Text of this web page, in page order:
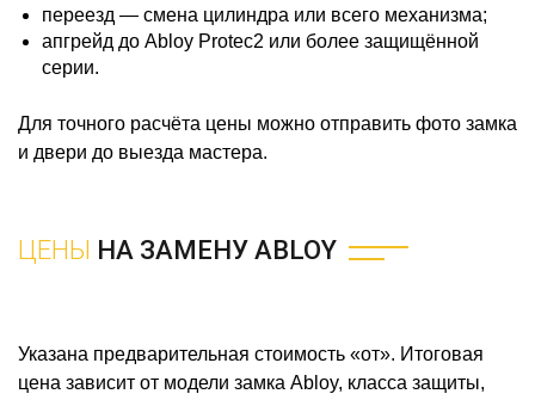
переезд — смена цилиндра или всего механизма;
апгрейд до Abloy Protec2 или более защищённой
серии.
Для точного расчёта цены можно отправить фото замка
и двери до выезда мастера.
ЦЕНЫ НА ЗАМЕНУ ABLOY
Указана предварительная стоимость «от». Итоговая
цена зависит от модели замка Abloy, класса защиты,